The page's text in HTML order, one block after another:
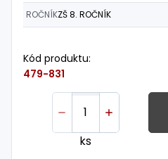
ROČNÍKZŠ 8. ROČNÍK
Kód produktu:
479-831
ks